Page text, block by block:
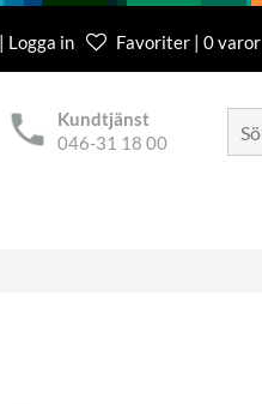
Logga in Favoriter | 0 varor
Kundtjänst
046-31 18 00